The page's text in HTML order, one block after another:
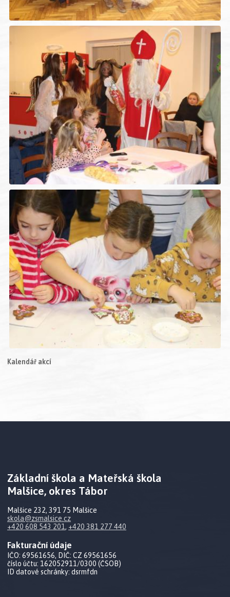
Kalendář akcí
Základní škola a Mateřská škola
Malšice, okres Tábor
Malšice 232, 391 75 Malšice
skola@zsmalsice.cz
+420 608 543 201 , +420 381 277 440
Fakturační údaje
IČO: 69561656, DIČ: CZ 69561656
číslo účtu: 162052911/0300 (ČSOB)
ID datové schránky: dsrmfdn